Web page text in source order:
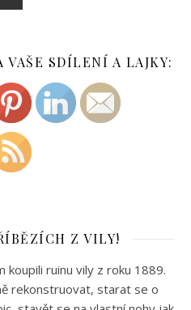
VAŠE SDÍLENÍ A LAJKY:
Z VILY!
koupili ruinu vily z roku 1889.
rekonstruovat, starat se o